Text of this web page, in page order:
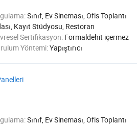
Sınıf, Ev Sineması, Ofis Toplantı
Kayıt Stüdyosu, Restoran
Sertifikasyon: Formaldehit içermez
Yöntemi:Yapıştırıcı
Sınıf, Ev Sineması, Ofis Toplantı